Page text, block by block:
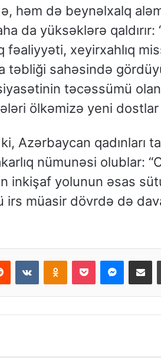
həm də beynəlxalq
da yüksəklərə qaldırır:
fəaliyyəti, xeyirxahlıq
təbliği sahəsində
təcəssümü
ölkəmizə yeni dostlar
Azərbaycan qadınları
nümunəsi olublar:
inkişaf yolunun əsas
irs müasir dövrdə də